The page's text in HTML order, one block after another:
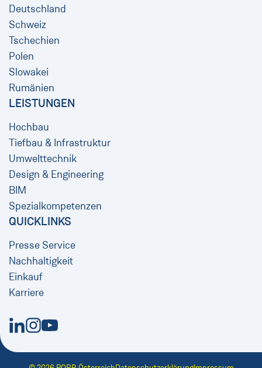
Deutschland
Schweiz
Tschechien
Polen
Slowakei
Rumänien
LEISTUNGEN
Hochbau
Tiefbau & Infrastruktur
Umwelttechnik
Design & Engineering
BIM
Spezialkompetenzen
QUICKLINKS
Presse Service
Nachhaltigkeit
Einkauf
Karriere
Neues Fenster
Neues Fenster
Neues Fenster